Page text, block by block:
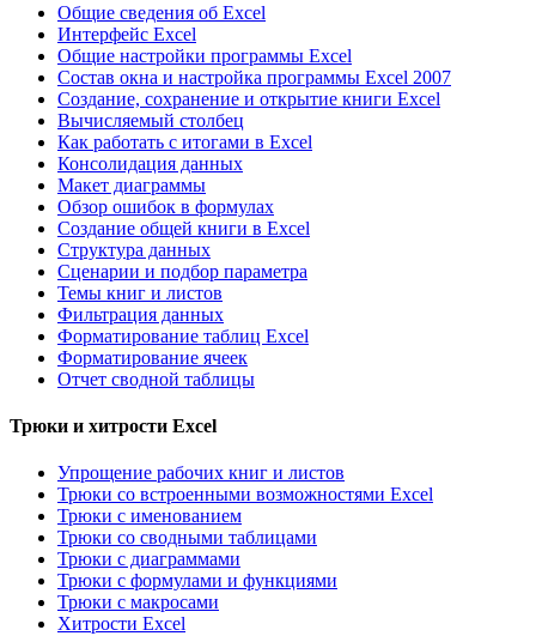
Общие сведения об Excel
Интерфейс Excel
Общие настройки программы Excel
Состав окна и настройка программы Excel 2007
Создание, сохранение и открытие книги Excel
Вычисляемый столбец
Как работать с итогами в Excel
Консолидация данных
Макет диаграммы
Обзор ошибок в формулах
Создание общей книги в Excel
Структура данных
Сценарии и подбор параметра
Темы книг и листов
Фильтрация данных
Форматирование таблиц Excel
Форматирование ячеек
Отчет сводной таблицы
Трюки и хитрости Excel
Упрощение рабочих книг и листов
Трюки со встроенными возможностями Excel
Трюки с именованием
Трюки со сводными таблицами
Трюки с диаграммами
Трюки с формулами и функциями
Трюки с макросами
Хитрости Excel